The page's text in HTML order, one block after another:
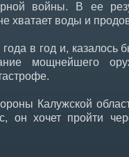
войны. В ее
хватает воды и
в год и, казалось
мощнейшего
Калужской
хочет пройти